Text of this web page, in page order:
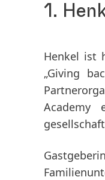
1.
Henkel ist
„Giving